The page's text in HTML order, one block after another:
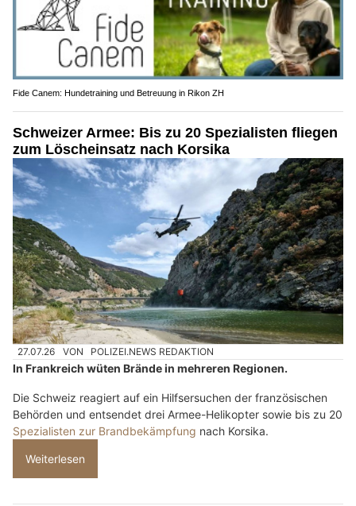
Fide Canem: Hundetraining und Betreuung in Rikon ZH
Schweizer Armee: Bis zu 20 Spezialisten fliegen
zum Löscheinsatz nach Korsika
27.07.26 VON POLIZEI.NEWS REDAKTION
In Frankreich wüten Brände in mehreren Regionen.
Die Schweiz reagiert auf ein Hilfsersuchen der französischen
Behörden und entsendet drei Armee-Helikopter sowie bis zu 20
Spezialisten zur Brandbekämpfung nach Korsika.
Weiterlesen